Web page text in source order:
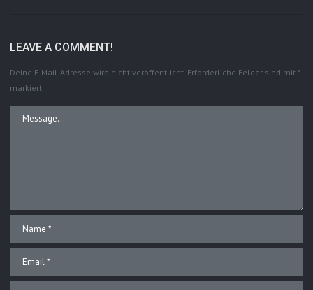
LEAVE A COMMENT!
Deine E-Mail-Adresse wird nicht veröffentlicht. Erforderliche Felder sind mit *
markiert